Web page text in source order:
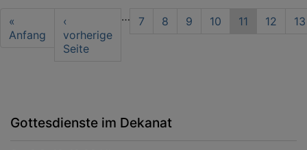
Seitennummerierung
First
page
«
Anfang
Vorherige
Seite
‹
vorherige
Seite
… Seite
7 Seite
8 Seite
9 Seite
10
Aktuelle
11 Seite
12 13
Gottesdienste im Dekanat